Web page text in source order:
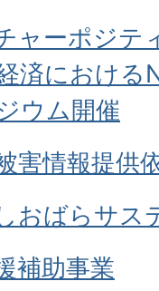
ャーポジ
済における
ウム開催
害情報提供
おばらサ
補助事業